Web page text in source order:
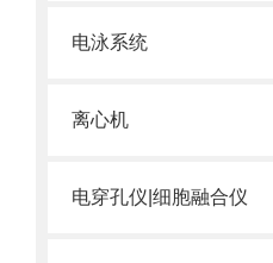
电泳系统
离心机
电穿孔仪|细胞融合仪